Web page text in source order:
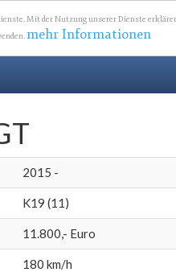
Mit der Nutzung unserer Dienste
mehr Informationen
2015 -
K19 (11)
11.800,- Euro
180 km/h